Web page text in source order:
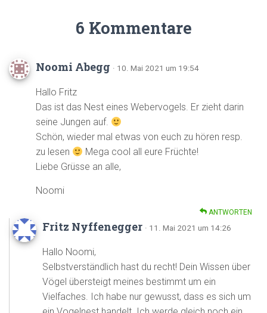
6 Kommentare
Noomi Abegg · 10. Mai 2021 um 19:54
Hallo Fritz
Das ist das Nest eines Webervogels. Er zieht darin
seine Jungen auf.
Schön, wieder mal etwas von euch zu hören resp.
zu lesen
Mega cool all eure Früchte!
Liebe Grüsse an alle,
Noomi
ANTWORTEN
Fritz Nyffenegger · 11. Mai 2021 um 14:26
Hallo Noomi,
Selbstverständlich hast du recht! Dein Wissen über
Vögel übersteigt meines bestimmt um ein
Vielfaches. Ich habe nur gewusst, dass es sich um